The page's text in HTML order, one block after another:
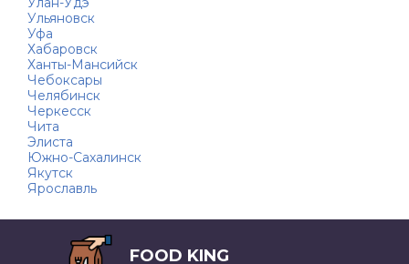
Ульяновск
Уфа
Хабаровск
Ханты-Мансийск
Чебоксары
Челябинск
Черкесск
Чита
Элиста
Южно-Сахалинск
Якутск
Ярославль
FOOD KING